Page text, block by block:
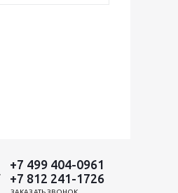
+7 499 404-0961
+7 812 241-1726